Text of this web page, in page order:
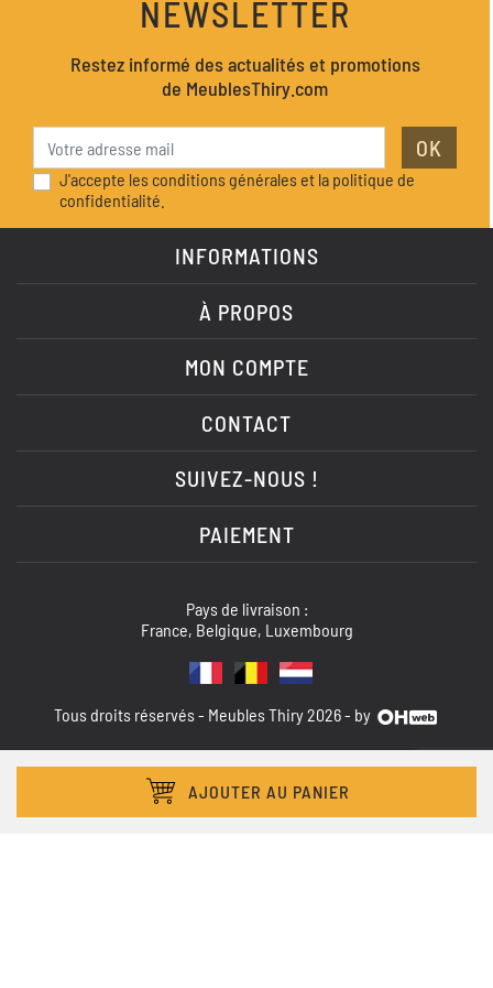
AJOUTER AU PANIER
NEWSLETTER
Restez informé des actualités et promotions
de MeublesThiry.com
OK
J'accepte les conditions générales et la politique de
confidentialité.
INFORMATIONS
À PROPOS
MON COMPTE
CONTACT
SUIVEZ-NOUS !
PAIEMENT
Pays de livraison :
France, Belgique, Luxembourg
Tous droits réservés - Meubles Thiry 2026 - by